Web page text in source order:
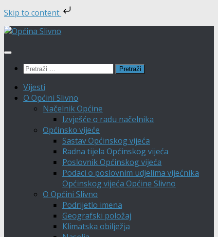
Skip to content
Skip
content
Pretraži:
Vijesti
O Općini Slivno
Načelnik Općine
Izvješće o radu načelnika
Općinsko vijeće
Sastav Općinskog vijeća
Radna tijela Općinskog vijeća
Poslovnik Općinskog vijeća
Podaci o poslovnim udjelima vijećnika
Općinskog vijeća Općine Slivno
O Općini Slivno
Podrijetlo imena
Geografski položaj
Klimatska obilježja